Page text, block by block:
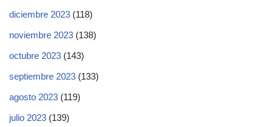
diciembre 2023 (118)
noviembre 2023 (138)
octubre 2023 (143)
septiembre 2023 (133)
agosto 2023 (119)
julio 2023 (139)